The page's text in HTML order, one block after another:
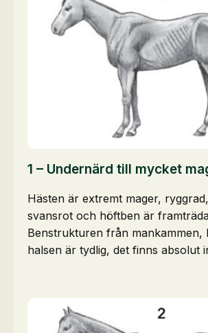
1 – Undernärd till mycket
Hästen är extremt mager,
svansrot och höftben är
Benstrukturen från mankammen,
halsen är tydlig, det finns absolut